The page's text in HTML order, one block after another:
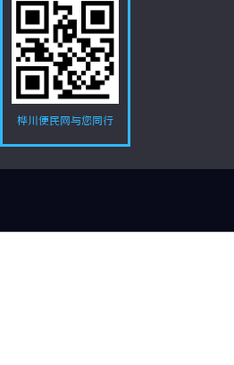
桦川便民网与您同行